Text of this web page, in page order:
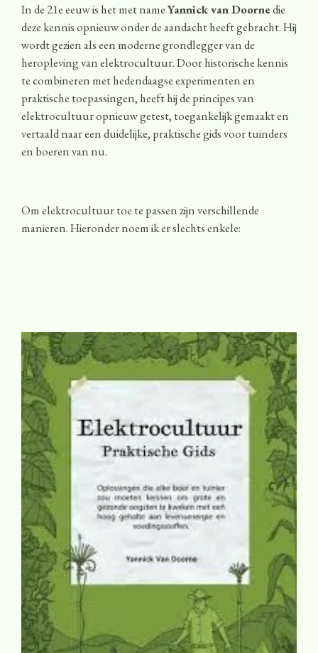
In de 21e eeuw is het met nameYannick van Doornedie
deze kennis opnieuw onder de aandacht heeft gebracht. Hij
wordt gezien als een moderne grondlegger van de
heropleving van elektrocultuur. Door historische kennis
te combineren met hedendaagse experimenten en
praktische toepassingen, heeft hij de principes van
elektrocultuur opnieuw getest, toegankelijk gemaakt en
vertaald naar een duidelijke, praktische gids voor tuinders
en boeren van nu.
Om elektrocultuur toe te passen zijn verschillende
manieren. Hieronder noem ik er slechts enkele: